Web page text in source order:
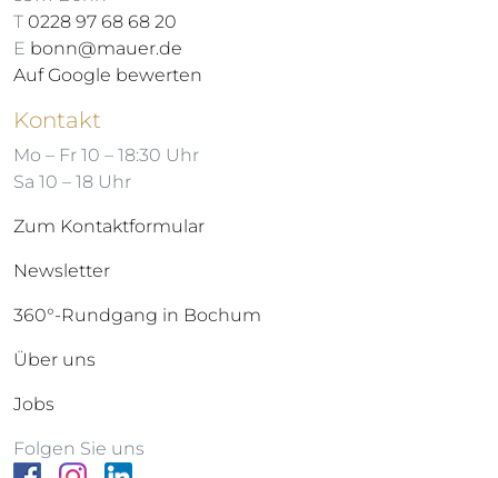
T 0228 97 68 68 20
E bonn@mauer.de
Auf Google bewerten
Kontakt
Mo – Fr 10 – 18:30 Uhr
Sa 10 – 18 Uhr
Zum Kontaktformular
Newsletter
360°-Rundgang in Bochum
Über uns
Jobs
Folgen Sie uns